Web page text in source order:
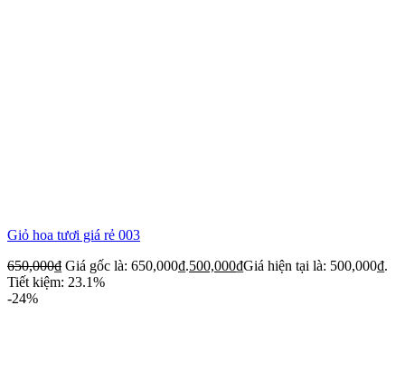
Giỏ hoa tươi giá rẻ 003
650,000₫ Giá gốc là: 650,000₫.500,000₫Giá hiện tại là: 500,000₫.
Tiết kiệm: 23.1%
-24%